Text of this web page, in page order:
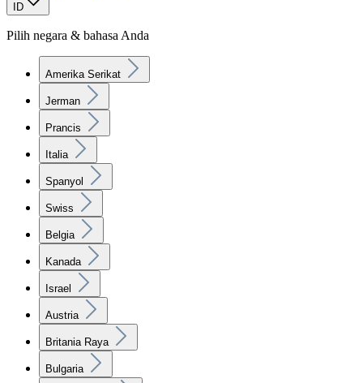
ID
Pilih negara & bahasa Anda
Amerika Serikat
Jerman
Prancis
Italia
Spanyol
Swiss
Belgia
Kanada
Israel
Austria
Britania Raya
Bulgaria